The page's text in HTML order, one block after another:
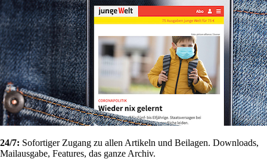
24/7: Sofortiger Zugang zu allen Artikeln und Beilagen. Downloads,
Mailausgabe, Features, das ganze Archiv.